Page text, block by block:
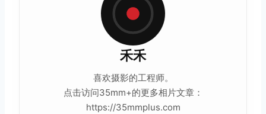
禾禾
喜欢摄影的工程师。
点击访问35mm+的更多相片文章：
https://35mmplus.com